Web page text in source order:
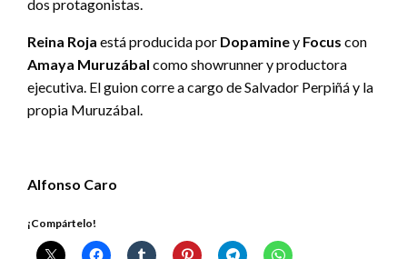
dos protagonistas.
Reina Roja está producida por Dopaminey Focus con
Amaya Muruzábal como showrunner y productora
ejecutiva. El guion corre a cargo de Salvador Perpiñá y la
propia Muruzábal.
Alfonso Caro
¡Compártelo!